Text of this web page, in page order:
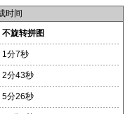
时间
不旋转拼图
1分7秒
2分43秒
5分26秒